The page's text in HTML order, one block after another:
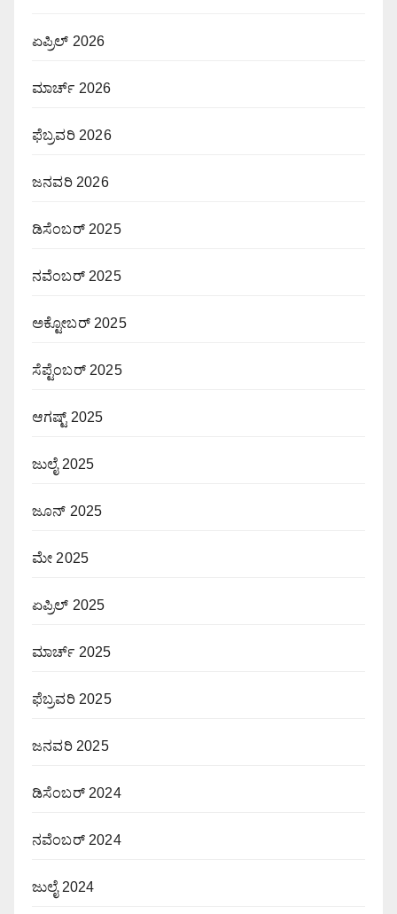
ಏಪ್ರಿಲ್ 2026
ಮಾರ್ಚ್ 2026
ಫೆಬ್ರವರಿ 2026
ಜನವರಿ 2026
ಡಿಸೆಂಬರ್ 2025
ನವೆಂಬರ್ 2025
ಅಕ್ಟೋಬರ್ 2025
ಸೆಪ್ಟೆಂಬರ್ 2025
ಆಗಷ್ಟ್ 2025
ಜುಲೈ 2025
ಜೂನ್ 2025
ಮೇ 2025
ಏಪ್ರಿಲ್ 2025
ಮಾರ್ಚ್ 2025
ಫೆಬ್ರವರಿ 2025
ಜನವರಿ 2025
ಡಿಸೆಂಬರ್ 2024
ನವೆಂಬರ್ 2024
ಜುಲೈ 2024